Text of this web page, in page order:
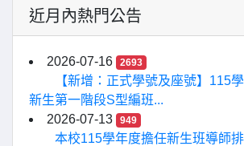
近月內熱門公告
2026-07-16 2693
【新增：正式學號及座號】115
新生第一階段S型編班...
2026-07-13
949
本校115學年度擔任新生班導師